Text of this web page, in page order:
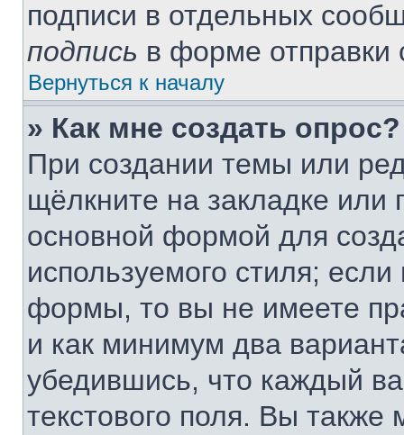
подписи в отдельных
подпись в форме отправки
Вернуться к началу
» Как мне создать опрос?
При создании темы или
щёлкните на закладке
основной формой для
используемого стиля;
формы, то вы не имеете
и как минимум два
убедившись, что каждый
текстового поля. Вы также